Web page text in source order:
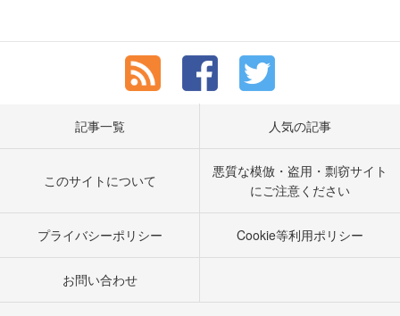
記事一覧 人気の記事
このサイトについて
悪質な模倣・盗用・剽窃サイト
にご注意ください
プライバシーポリシー Cookie等利用ポリシー
お問い合わせ